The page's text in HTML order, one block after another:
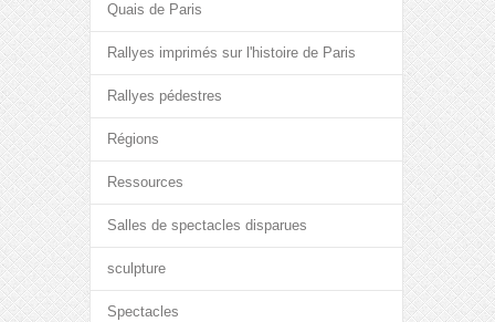
Quais de Paris
Rallyes imprimés sur l'histoire de Paris
Rallyes pédestres
Régions
Ressources
Salles de spectacles disparues
sculpture
Spectacles